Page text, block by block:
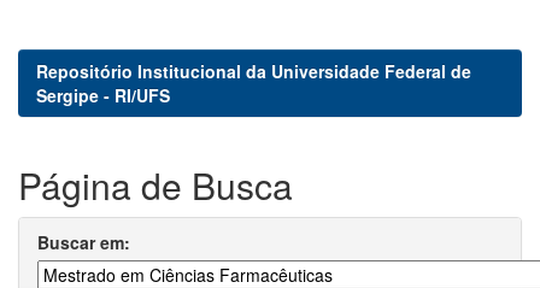
Repositório Institucional da Universidade Federal de
Sergipe - RI/UFS
Página de Busca
Buscar em: